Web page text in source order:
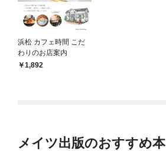
浜松 カフェ時間 こだ
わりのお店案内
1,892
メイツ出版のおすすめ本